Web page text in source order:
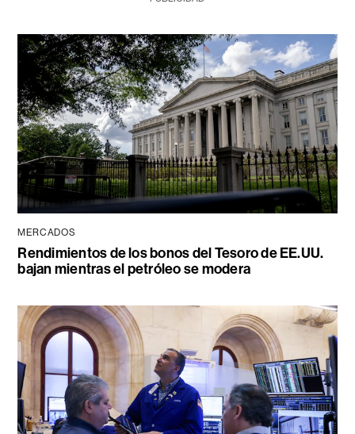
MERCADOS
Rendimientos de los bonos del Tesoro de EE.UU.
bajan mientras el petróleo se modera